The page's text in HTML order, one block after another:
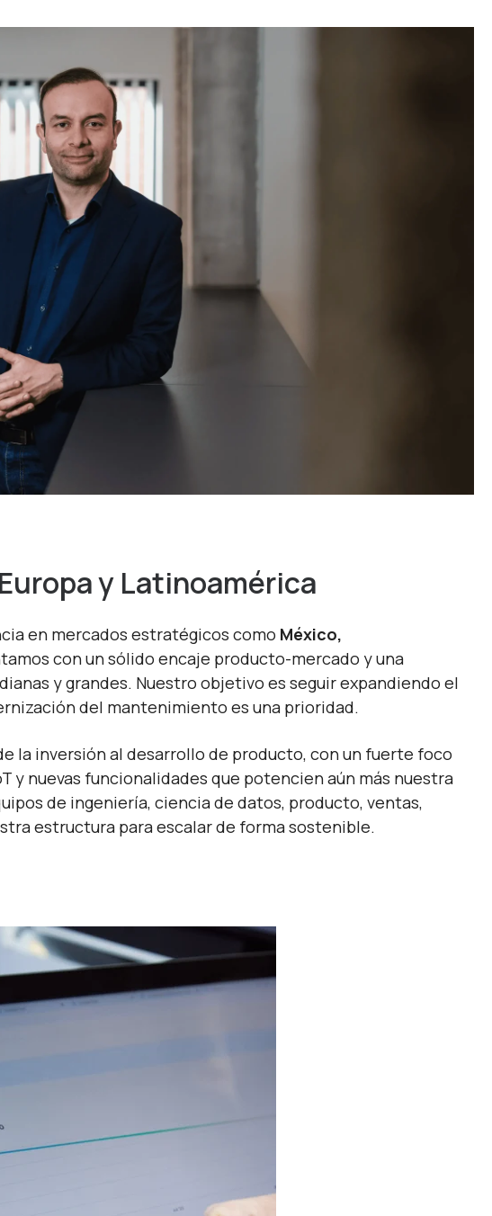
y Latinoamérica
en mercados estratégicos como México,
con un sólido encaje producto‑mercado y una
y grandes. Nuestro objetivo es seguir expandiendo el
del mantenimiento es una prioridad.
la inversión al desarrollo de producto, con un fuerte foco
y nuevas funcionalidades que potencien aún más nuestra
de ingeniería, ciencia de datos, producto, ventas,
estructura para escalar de forma sostenible.